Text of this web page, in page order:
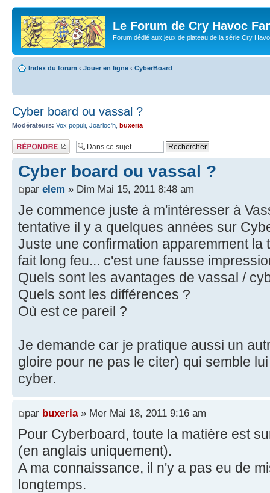
Le Forum de Cry Havoc
Forum dédié aux jeux de plateau de la série Cry
Index du forum ‹ Jouer en ligne ‹ CyberBoard
Cyber board ou vassal ?
Modérateurs: Vox populi Joarloc'h buxeria
Répondre
Cyber board ou vassal ?
par elem » Dim Mai 15, 2011 8:48 am
Je commence juste à m'intéresser à
tentative il y a quelques années sur
Juste une confirmation apparemment la
fait long feu... c'est une fausse
Quels sont les avantages de vassal /
Quels sont les différences ?
Où est ce pareil ?
Je demande car je pratique aussi un
gloire pour ne pas le citer) qui semble
cyber.
par buxeria» Mer Mai 18, 2011 9:16 am
Pour Cyberboard, toute la matière est
(en anglais uniquement).
A ma connaissance, il n'y a pas eu de
longtemps.